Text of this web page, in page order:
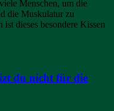
Menschen, um die
die Muskulatur zu
dieses besondere Kissen
du nicht für die